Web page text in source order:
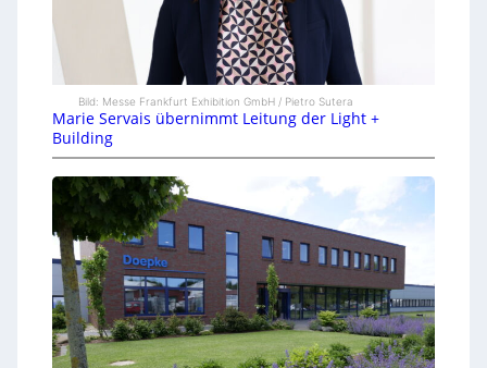
Bild: Messe Frankfurt Exhibition GmbH / Pietro Sutera
Marie Servais übernimmt Leitung der Light +
Building